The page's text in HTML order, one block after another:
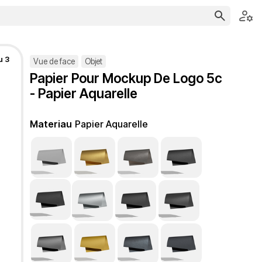
3 Vue de face Objet
Papier Pour Mockup De Logo 5c
- Papier Aquarelle
Materiau Papier Aquarelle